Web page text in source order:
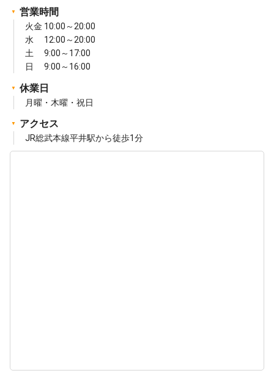
営業時間
火金 10:00～20:00
水 12:00～20:00
土 9:00～17:00
日 9:00～16:00
休業日
月曜・木曜・祝日
アクセス
JR総武本線平井駅から徒歩1分